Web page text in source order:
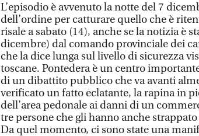
L’episodio è avvenuto la notte del 7
dell’ordine per catturare quello che è
risale a sabato (14), anche se la notizia è
dicembre) dal comando provinciale dei
che la dice lunga sul livello di sicurezza
toscane. Pontedera è un centro
di un dibattito pubblico che va avanti
verificato un fatto eclatante, la rapina in
dell’area pedonale ai danni di un
tre persone che gli hanno anche
Da quel momento, ci sono state una